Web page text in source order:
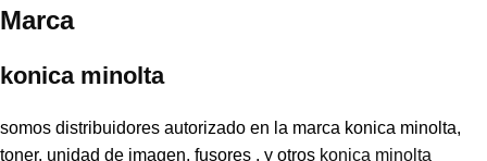
Marca
konica minolta
somos distribuidores autorizado en la marca konica minolta,
toner, unidad de imagen, fusores , y otros konica minolta